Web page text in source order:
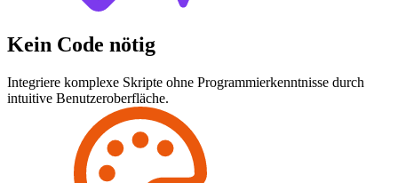
Kein Code nötig
Integriere komplexe Skripte ohne Programmierkenntnisse durch
intuitive Benutzeroberfläche.